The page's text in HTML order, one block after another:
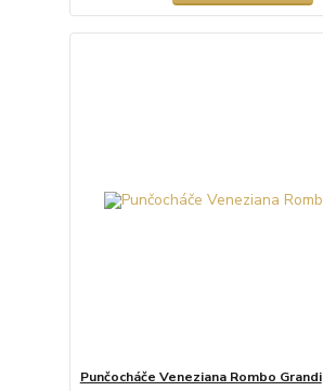
Punčocháče Veneziana Rombo Grandi